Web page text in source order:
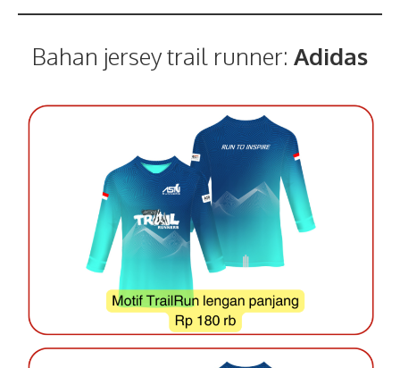
Bahan jersey trail runner: Adidas